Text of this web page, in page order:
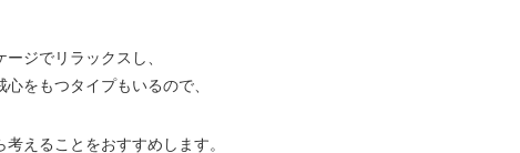
ジでリラックスし、
をもつタイプもいるので、
えることをおすすめします。